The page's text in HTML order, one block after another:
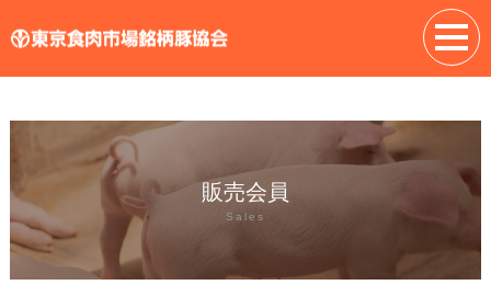
販売会員
Sales